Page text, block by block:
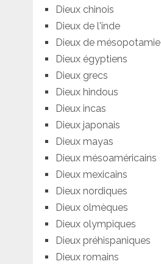
Dieux chinois
Dieux de l'inde
Dieux de mésopotamie
Dieux égyptiens
Dieux grecs
Dieux hindous
Dieux incas
Dieux japonais
Dieux mayas
Dieux mésoaméricains
Dieux mexicains
Dieux nordiques
Dieux olmèques
Dieux olympiques
Dieux préhispaniques
Dieux romains